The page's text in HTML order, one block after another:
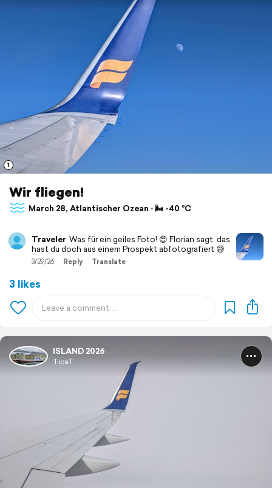
1
Wir fliegen!
March 28, Atlantischer Ozean ⋅ 🌬 -40 °C
Traveler Was für ein geiles Foto! 😍 Florian sagt, das
hast du doch aus einem Prospekt abfotografiert 😅
3/29/26 Reply Translate
3 likes
ISLAND 2026
TicaT